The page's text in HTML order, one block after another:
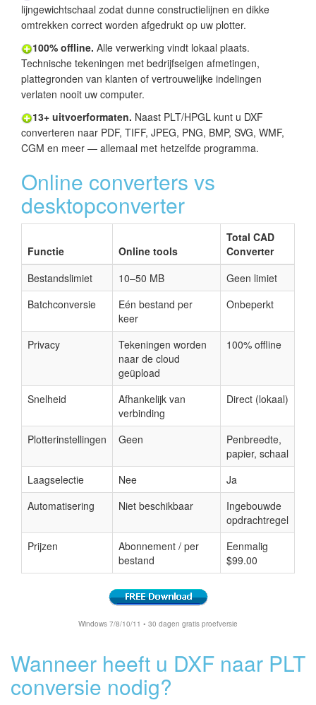
lijngewichtschaal zodat dunne constructielijnen en dikke
omtrekken correct worden afgedrukt op uw plotter.
100% offline. Alle verwerking vindt lokaal plaats.
Technische tekeningen met bedrijfseigen afmetingen,
plattegronden van klanten of vertrouwelijke indelingen
verlaten nooit uw computer.
13+ uitvoerformaten. Naast PLT/HPGL kunt u DXF
converteren naar PDF, TIFF, JPEG, PNG, BMP, SVG, WMF,
CGM en meer — allemaal met hetzelfde programma.
Online converters vs
desktopconverter
Functie Online tools
Total CAD
Converter
Bestandslimiet
10–50 MB
Geen limiet
Batchconversie
Eén bestand per
keer
Onbeperkt
Privacy
Tekeningen worden
naar de cloud
geüpload
100% offline
Snelheid
Afhankelijk van
verbinding
Direct (lokaal)
Plotterinstellingen Geen
Penbreedte,
papier, schaal
Laagselectie
Nee
Ja
Automatisering
Niet beschikbaar
Ingebouwde
opdrachtregel
Prijzen
Abonnement / per
bestand
Eenmalig
$99.00
Windows 7/8/10/11 • 30 dagen gratis proefversie
Wanneer heeft u DXF naar PLT
conversie nodig?